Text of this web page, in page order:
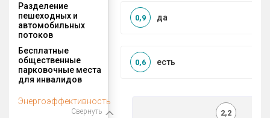
Разделение
пешеходных и
автомобильных
потоков
да
0,9
Бесплатные
общественные
парковочные места
для инвалидов
есть
0,6
Энергоэффективность
Свернуть 2,2